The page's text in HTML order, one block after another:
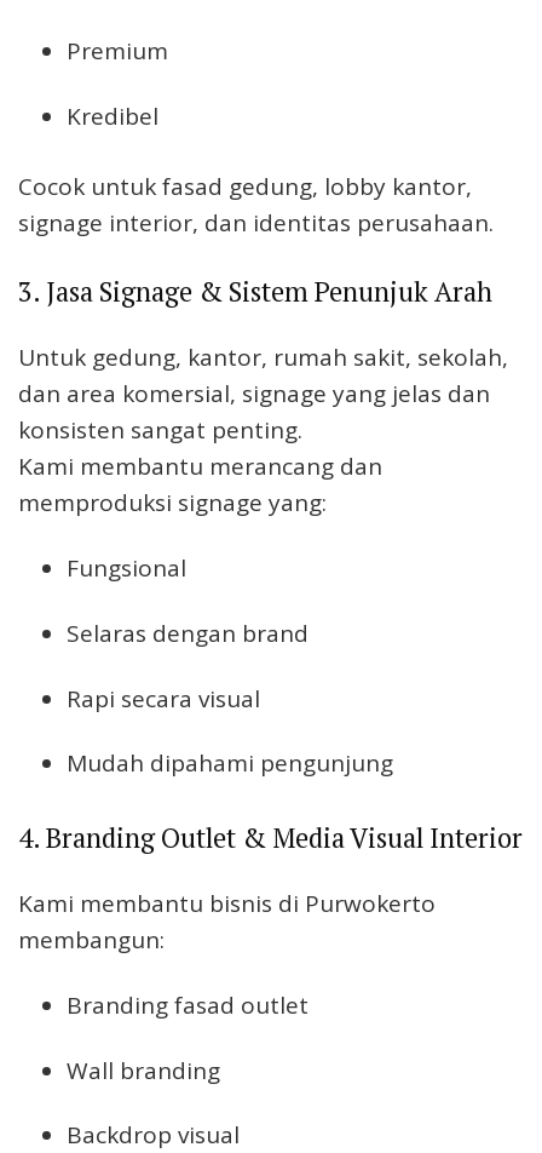
Premium
Kredibel
Cocok untuk fasad gedung, lobby kantor,
signage interior, dan identitas perusahaan.
3. Jasa Signage & Sistem Penunjuk Arah
Untuk gedung, kantor, rumah sakit, sekolah,
dan area komersial, signage yang jelas dan
konsisten sangat penting.
Kami membantu merancang dan
memproduksi signage yang:
Fungsional
Selaras dengan brand
Rapi secara visual
Mudah dipahami pengunjung
4. Branding Outlet & Media Visual Interior
Kami membantu bisnis di Purwokerto
membangun:
Branding fasad outlet
Wall branding
Backdrop visual